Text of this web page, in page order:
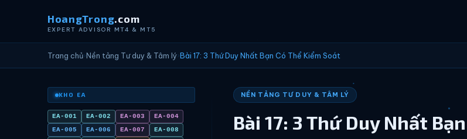
HoangTrong.com
EXPERT ADVISOR MT4 & MT5
Trang chủ› Nền tảng Tư duy & Tâm lý› Bài 17: 3 Thứ Duy Nhất Bạn Có Thể Kiểm Soát
KHO EA
EA-001 EA-002 EA-003
EA-004
EA-005
EA-006 EA-007
EA-008
NỀN TẢNG TƯ DUY & TÂM LÝ
Bài 17: 3 Thứ Duy Nhất